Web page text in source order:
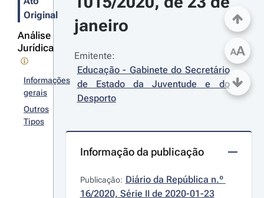
Original
Análise
Jurídica
Informações
gerais
Outros
Tipos
janeiro
Emitente:
Educação - Gabinete do Secretário
de Estado da Juventude e do
Desporto
Informação da publicação
Publicação: Diário da República n.º
16/2020, Série II de 2020-01-23
AA